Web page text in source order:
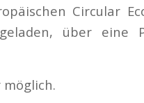
Circular
über eine